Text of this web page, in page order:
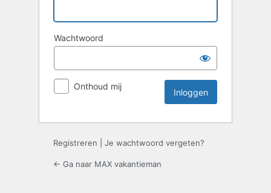
Wachtwoord
Onthoud mij
Registreren Je wachtwoord vergeten?
← Ga naar MAX vakantieman